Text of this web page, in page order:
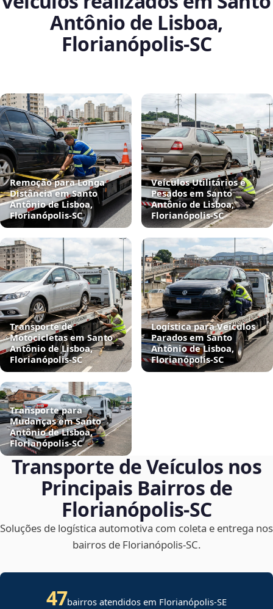
Antônio de Lisboa,
Florianópolis‑SC
Remoção para Longa
Distância em Santo
Antônio de Lisboa,
Florianópolis‑SC
Veículos Utilitários e
Pesados em Santo
Antônio de Lisboa,
Florianópolis‑SC
Transporte de
Motocicletas em Santo
Antônio de Lisboa,
Florianópolis‑SC
Logística para Veículos
Parados em Santo
Antônio de Lisboa,
Florianópolis‑SC
Transporte para
Mudanças em Santo
Antônio de Lisboa,
Florianópolis‑SC
Transporte de Veículos nos
Principais Bairros de
Florianópolis‑SC
Soluções de logística automotiva com coleta e entrega nos
bairros de Florianópolis‑SC.
47bairros atendidos em Florianópolis-SE